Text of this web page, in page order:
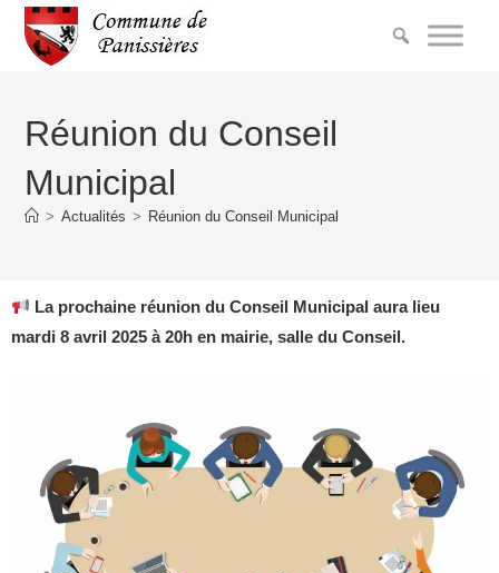
Réunion du Conseil
Municipal
> Actualités > Réunion du Conseil Municipal
La prochaine réunion du Conseil Municipal aura lieu
mardi 8 avril 2025 à 20h en mairie, salle du Conseil.